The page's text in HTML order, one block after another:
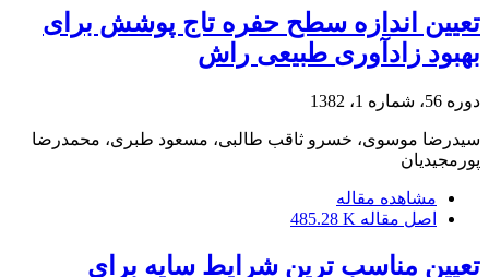
تعیین اندازه سطح حفره تاج پوشش برای
بهبود زادآوری طبیعی راش
دوره 56، شماره 1، 1382
سیدرضا موسوی، خسرو ثاقب طالبی، مسعود طبری، محمدرضا
پورمجیدیان
مشاهده مقاله
اصل مقاله 485.28 K
تعیین مناسب ترین شرایط سایه برای